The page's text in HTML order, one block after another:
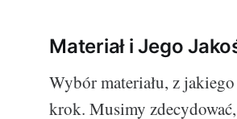
Materiał i Jego
Wybór materiału, z
krok. Musimy